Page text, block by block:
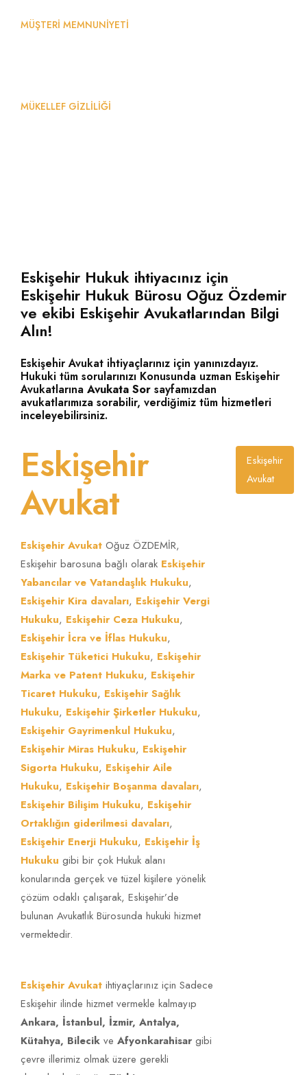
Eskişehir İş Hukuku Avukatı yazdı!
İşçi Alacağı Davası
TÜMÜNÜ GÖR!
Eskişehir Ceza Hukuku Avukatı yazdı!
Kişiyi
Hürriyetinden
Yoksun Kılma Suçu
TÜMÜNÜ GÖR!
MÜŞTERİ MEMNUNİYETİ
MÜKELLEF GİZLİLİĞİ
Eskişehir Hukuk ihtiyacınız için
Eskişehir Hukuk Bürosu Oğuz Özdemir
ve ekibi Eskişehir Avukatlarından Bilgi
Alın!
Eskişehir Avukat ihtiyaçlarınız için yanınızdayız.
Hukuki tüm sorularınızı Konusunda uzman Eskişehir
Avukatlarına Avukata Sor sayfamızdan
avukatlarımıza sorabilir, verdiğimiz tüm hizmetleri
inceleyebilirsiniz.
Eskişehir
Avukat
Eskişehir Avukat Oğuz ÖZDEMİR,
Eskişehir barosuna bağlı olarak Eskişehir
Yabancılar ve Vatandaşlık Hukuku,
Eskişehir Kira davaları, Eskişehir Vergi
Hukuku, Eskişehir Ceza Hukuku,
Eskişehir İcra ve İflas Hukuku,
Eskişehir Tüketici Hukuku, Eskişehir
Marka ve Patent Hukuku, Eskişehir
Ticaret Hukuku, Eskişehir Sağlık
Hukuku, Eskişehir Şirketler Hukuku,
Eskişehir Gayrimenkul Hukuku,
Eskişehir Miras Hukuku, Eskişehir
Sigorta Hukuku, Eskişehir Aile
Hukuku, Eskişehir Boşanma davaları,
Eskişehir Bilişim Hukuku, Eskişehir
Ortaklığın giderilmesi davaları,
Eskişehir Enerji Hukuku, Eskişehir İş
Hukuku gibi bir çok Hukuk alanı
konularında gerçek ve tüzel kişilere yönelik
çözüm odaklı çalışarak, Eskişehir’de
bulunan Avukatlık Bürosunda hukuki hizmet
vermektedir.
Eskişehir Avukat ihtiyaçlarınız için Sadece
Eskişehir ilinde hizmet vermekle kalmayıp
Ankara, İstanbul, İzmir, Antalya,
Kütahya, Bilecik ve Afyonkarahisar gibi
çevre illerimiz olmak üzere gerekli
Eskişehir
Avukat